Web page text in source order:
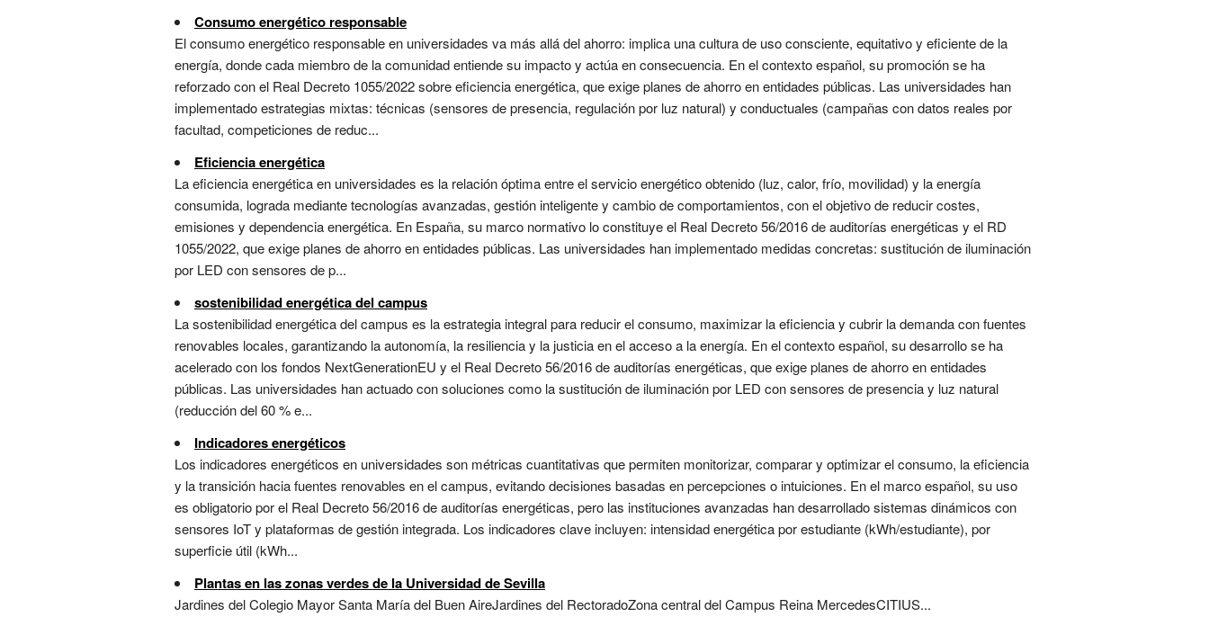
Consumo energético responsable
El consumo energético responsable en universidades va más allá del ahorro: implica una cultura de uso consciente, equitativo y eficiente de la
energía, donde cada miembro de la comunidad entiende su impacto y actúa en consecuencia. En el contexto español, su promoción se ha
reforzado con el Real Decreto 1055/2022 sobre eficiencia energética, que exige planes de ahorro en entidades públicas. Las universidades han
implementado estrategias mixtas: técnicas (sensores de presencia, regulación por luz natural) y conductuales (campañas con datos reales por
facultad, competiciones de reduc...
Eficiencia energética
La eficiencia energética en universidades es la relación óptima entre el servicio energético obtenido (luz, calor, frío, movilidad) y la energía
consumida, lograda mediante tecnologías avanzadas, gestión inteligente y cambio de comportamientos, con el objetivo de reducir costes,
emisiones y dependencia energética. En España, su marco normativo lo constituye el Real Decreto 56/2016 de auditorías energéticas y el RD
1055/2022, que exige planes de ahorro en entidades públicas. Las universidades han implementado medidas concretas: sustitución de iluminación
por LED con sensores de p...
sostenibilidad energética del campus
La sostenibilidad energética del campus es la estrategia integral para reducir el consumo, maximizar la eficiencia y cubrir la demanda con fuentes
renovables locales, garantizando la autonomía, la resiliencia y la justicia en el acceso a la energía. En el contexto español, su desarrollo se ha
acelerado con los fondos NextGenerationEU y el Real Decreto 56/2016 de auditorías energéticas, que exige planes de ahorro en entidades
públicas. Las universidades han actuado con soluciones como la sustitución de iluminación por LED con sensores de presencia y luz natural
(reducción del 60 % e...
Indicadores energéticos
Los indicadores energéticos en universidades son métricas cuantitativas que permiten monitorizar, comparar y optimizar el consumo, la eficiencia
y la transición hacia fuentes renovables en el campus, evitando decisiones basadas en percepciones o intuiciones. En el marco español, su uso
es obligatorio por el Real Decreto 56/2016 de auditorías energéticas, pero las instituciones avanzadas han desarrollado sistemas dinámicos con
sensores IoT y plataformas de gestión integrada. Los indicadores clave incluyen: intensidad energética por estudiante (kWh/estudiante), por
superficie útil (kWh...
Plantas en las zonas verdes de la Universidad de Sevilla
Jardines del Colegio Mayor Santa María del Buen AireJardines del RectoradoZona central del Campus Reina MercedesCITIUS...